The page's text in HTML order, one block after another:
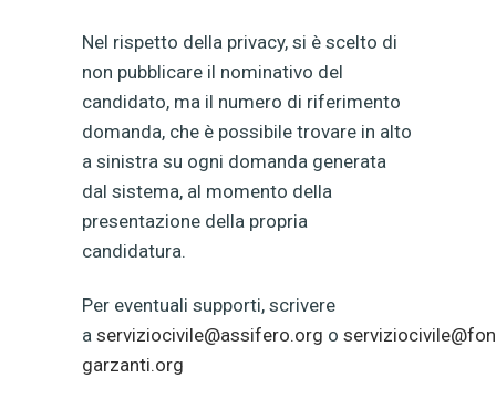
Nel rispetto della privacy, si è scelto di
non pubblicare il nominativo del
candidato, ma il numero di riferimento
domanda, che è possibile trovare in alto
a sinistra su ogni domanda generata
dal sistema, al momento della
presentazione della propria
candidatura.
Per eventuali supporti, scrivere
a serviziocivile@assifero.org o
garzanti.org